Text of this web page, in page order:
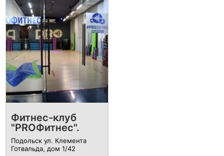
Фитнес-клуб
"PROФитнес".
Подольск ул. Клемента
Готвальда, дом 1/42